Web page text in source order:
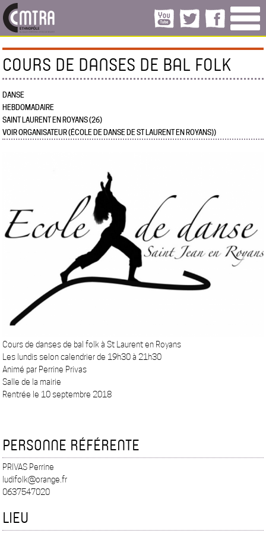
COURS DE DANSES DE BAL FOLK
DANSE
HEBDOMADAIRE
SAINT LAURENT EN ROYANS (26)
VOIR ORGANISATEUR (ÉCOLE DE DANSE DE ST LAURENT EN ROYANS))
Cours de danses de bal folk à St Laurent en Royans
Les lundis selon calendrier de 19h30 à 21h30
Animé par Perrine Privas
Salle de la mairie
Rentrée le 10 septembre 2018
PERSONNE RÉFÉRENTE
PRIVAS Perrine
ludifolk@orange.fr
0637547020
LIEU